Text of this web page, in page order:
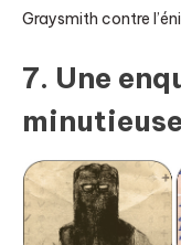
Graysmith contre
7. Une
minutieuse